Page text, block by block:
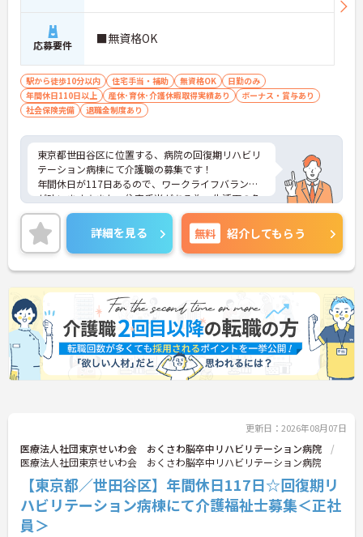
応募要件 ■無資格OK
駅から徒歩10分以内 住宅手当・補助 無資格OK
日勤のみ
年間休日110日以上
産休･育休･介護休暇取得実績あり
ボーナス・賞与あり
社会保険完備
退職金制度あり
東京都世田谷区に位置する、病院の回復期リハビリ
テーション病棟にて介護職の募集です！
年間休日が117日あるので、ワークライフバランス
が叶います☆また、住宅手当がある為、生活面の負
担を軽減し、安心して長く勤務していただけます♪
さらに、駅から徒歩1分の好立地なので通勤らくら
くです◎ご興味のある方には、面接対策ポイントな
ど、さらに詳細をお話しいたしますのでお気軽にご
相談ください！
詳細を見る 無料 紹介してもらう
更新日：2026年08月07日
医療法人社団東京せいわ会 おくさわ脳卒中リハビリテーション病院
医療法人社団東京せいわ会 おくさわ脳卒中リハビリテーション病院
【東京都／世田谷区】年間休日117日☆回復期リ
ハビリテーション病棟にて介護福祉士募集＜正社
員＞